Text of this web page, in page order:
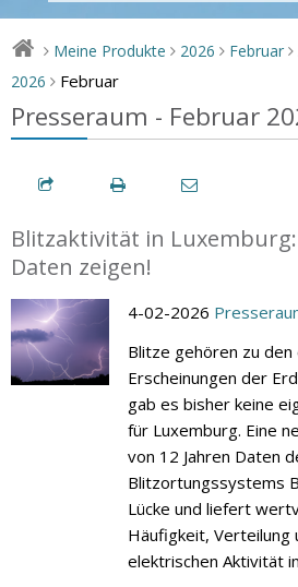
> Meine Produkte > 2026 > Februar >
2026 > Februar
Presseraum - Februar
Blitzaktivität in Luxemburg:
Daten zeigen!
4-02-2026
Blitze gehören zu
Erscheinungen der
gab es bisher keine
für Luxemburg. Eine
von 12 Jahren Daten
Blitzortungssystems
Lücke und liefert
Häufigkeit, Verteilung
elektrischen Aktivität